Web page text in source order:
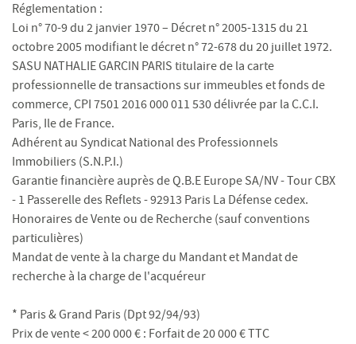
Réglementation :
Loi n° 70-9 du 2 janvier 1970 – Décret n° 2005-1315 du 21
octobre 2005 modifiant le décret n° 72-678 du 20 juillet 1972.
SASU NATHALIE GARCIN PARIS titulaire de la carte
professionnelle de transactions sur immeubles et fonds de
commerce, CPI 7501 2016 000 011 530 délivrée par la C.C.I.
Paris, Ile de France.
Adhérent au Syndicat National des Professionnels
Immobiliers (S.N.P.I.)
Garantie financière auprès de Q.B.E Europe SA/NV - Tour CBX
- 1 Passerelle des Reflets - 92913 Paris La Défense cedex.
Honoraires de Vente ou de Recherche (sauf conventions
particulières)
Mandat de vente à la charge du Mandant et Mandat de
recherche à la charge de l'acquéreur
* Paris & Grand Paris (Dpt 92/94/93)
Prix de vente < 200 000 € : Forfait de 20 000 € TTC